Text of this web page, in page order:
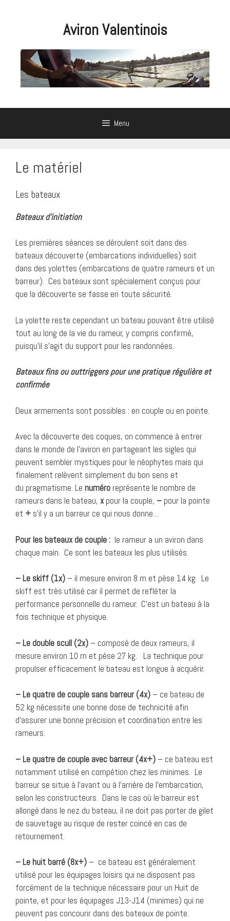
Aviron Valentinois
Menu
Le matériel
Les bateaux
Bateaux d’initiation
Les premières séances se déroulent soit dans des
bateaux découverte (embarcations individuelles) soit
dans des yolettes (embarcations de quatre rameurs et un
barreur). Ces bateaux sont spécialement conçus pour
que la découverte se fasse en toute sécurité.
La yolette reste cependant un bateau pouvant être utilisé
tout au long de la vie du rameur, y compris confirmé,
puisqu’il s’agit du support pour les randonnées.
Bateaux fins ou outtriggers pour une pratique régulière et
confirmée
Deux armements sont possibles : en couple ou en pointe.
Avec la découverte des coques, on commence à entrer
dans le monde de l’aviron en partageant les sigles qui
peuvent sembler mystiques pour le néophytes mais qui
finalement relèvent simplement du bon sens et
du pragmatisme. Le numéro représente le nombre de
rameurs dans le bateau, xpour la couple, – pour la pointe
et + s’il y a un barreur ce qui nous donne…
Pour les bateaux de couple : le rameur a un aviron dans
chaque main. Ce sont les bateaux les plus utilisés.
– Le skiff (1x) – il mesure environ 8 m et pèse 14 kg. Le
skiff est très utilisé car il permet de refléter la
performance personnelle du rameur. C’est un bateau à la
fois technique et physique.
– Le double scull (2x) – composé de deux rameurs, il
mesure environ 10 m et pèse 27 kg. La technique pour
propulser efficacement le bateau est longue à acquérir.
– Le quatre de couple sans barreur (4x) – ce bateau de
52 kg nécessite une bonne dose de technicité afin
d’assurer une bonne précision et coordination entre les
rameurs.
– Le quatre de couple avec barreur (4x+) – ce bateau est
notamment utilisé en compétion chez les minimes. Le
barreur se situe à l’avant ou à l’arrière de l’embarcation,
selon les constructeurs. Dans le cas où le barreur est
allongé dans le nez du bateau, il ne doit pas porter de gilet
de sauvetage au risque de rester coincé en cas de
retournement.
– Le huit barré (8x+) – ce bateau est généralement
utilisé pour les équipages loisirs qui ne disposent pas
forcément de la technique nécessaire pour un Huit de
pointe, et pour les équipages J13-J14 (minimes) qui ne
peuvent pas concourir dans des bateaux de pointe.